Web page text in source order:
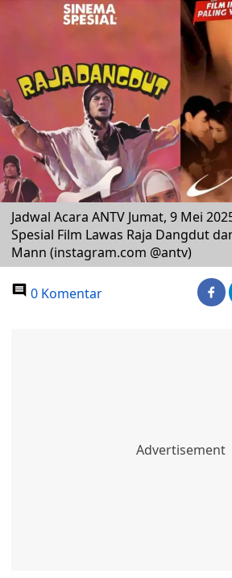
Jadwal Acara ANTV Jumat, 9 Mei
Spesial Film Lawas Raja Dangdut
Mann (instagram.com @antv)
0 Komentar